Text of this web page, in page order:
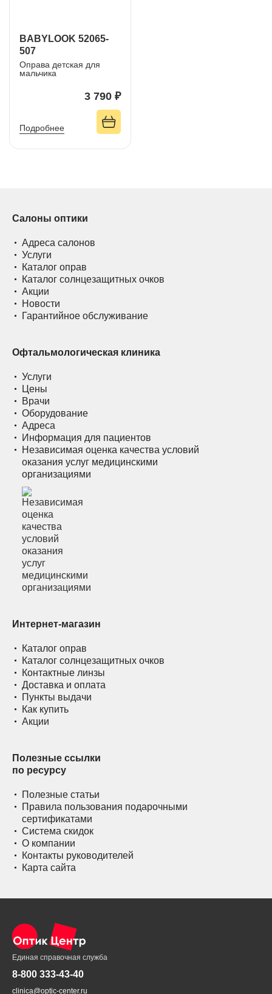
BABYLOOK 52065-
507
Оправа детская для
мальчика
3 790 ₽
Подробнее
Салоны оптики
Адреса салонов
Услуги
Каталог оправ
Каталог солнцезащитных очков
Акции
Новости
Гарантийное обслуживание
Офтальмологическая клиника
Услуги
Цены
Врачи
Оборудование
Адреса
Информация для пациентов
Независимая оценка качества условий
оказания услуг медицинскими
организациями
Интернет-магазин
Каталог оправ
Каталог солнцезащитных очков
Контактные линзы
Доставка и оплата
Пункты выдачи
Как купить
Акции
Полезные ссылки
по ресурсу
Полезные статьи
Правила пользования подарочными
сертификатами
Система скидок
О компании
Контакты руководителей
Карта сайта
Единая справочная служба
8-800 333-43-40
clinica@optic-center.ru